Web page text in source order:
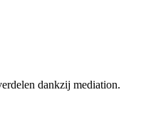
dankzij mediation.